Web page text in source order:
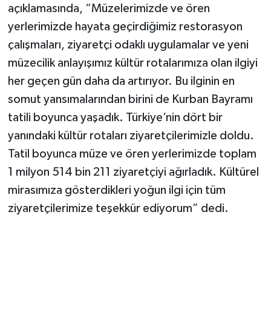
açıklamasında, “Müzelerimizde ve ören
yerlerimizde hayata geçirdiğimiz restorasyon
çalışmaları, ziyaretçi odaklı uygulamalar ve yeni
müzecilik anlayışımız kültür rotalarımıza olan ilgiyi
her geçen gün daha da artırıyor. Bu ilginin en
somut yansımalarından birini de Kurban Bayramı
tatili boyunca yaşadık. Türkiye’nin dört bir
yanındaki kültür rotaları ziyaretçilerimizle doldu.
Tatil boyunca müze ve ören yerlerimizde toplam
1 milyon 514 bin 211 ziyaretçiyi ağırladık. Kültürel
mirasımıza gösterdikleri yoğun ilgi için tüm
ziyaretçilerimize teşekkür ediyorum” dedi.